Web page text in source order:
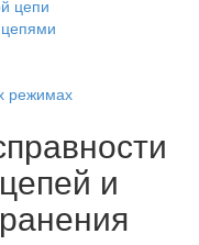
цепи
режимах
и